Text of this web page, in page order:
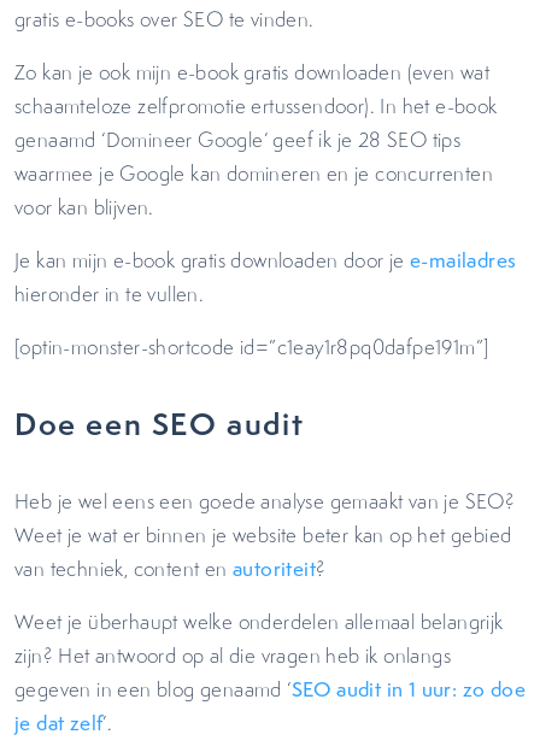
gratis e-books over SEO te vinden.
Zo kan je ook mijn e-book gratis downloaden (even wat
schaamteloze zelfpromotie ertussendoor). In het e-book
genaamd ‘Domineer Google’ geef ik je 28 SEO tips
waarmee je Google kan domineren en je concurrenten
voor kan blijven.
Je kan mijn e-book gratis downloaden door je e-mailadres
hieronder in te vullen.
[optin-monster-shortcode id=”c1eay1r8pq0dafpe191m”]
Doe een SEO audit
Heb je wel eens een goede analyse gemaakt van je SEO?
Weet je wat er binnen je website beter kan op het gebied
van techniek, content en autoriteit?
Weet je überhaupt welke onderdelen allemaal belangrijk
zijn? Het antwoord op al die vragen heb ik onlangs
gegeven in een blog genaamd ‘SEO audit in 1 uur: zo doe
je dat zelf’.